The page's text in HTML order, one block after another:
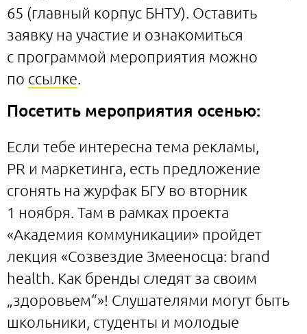
65 (главный корпус БНТУ). Оставить
заявку на участие и ознакомиться
с программой мероприятия можно
по ссылке
Посетить мероприятия осенью:
Если тебе интересна тема рекламы,
PR и маркетинга, есть предложение
сгонять на журфак БГУ во вторник
1 ноября. Там в рамках проекта
«Академия коммуникации» пройдет
лекция «Созвездие Змееносца: brand
health. Как бренды следят за своим
„здоровьем“»! Слушателями могут быть
школьники, студенты и молодые